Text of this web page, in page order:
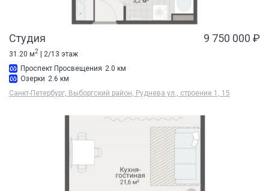
Студия 9 750 000 ₽
31.20 м2 | 2/13 этаж
Проспект Просвещения 2.0 км
Озерки 2.6 км
Санкт-Петербург, Выборгский район, Руднева ул., строение 1, 15